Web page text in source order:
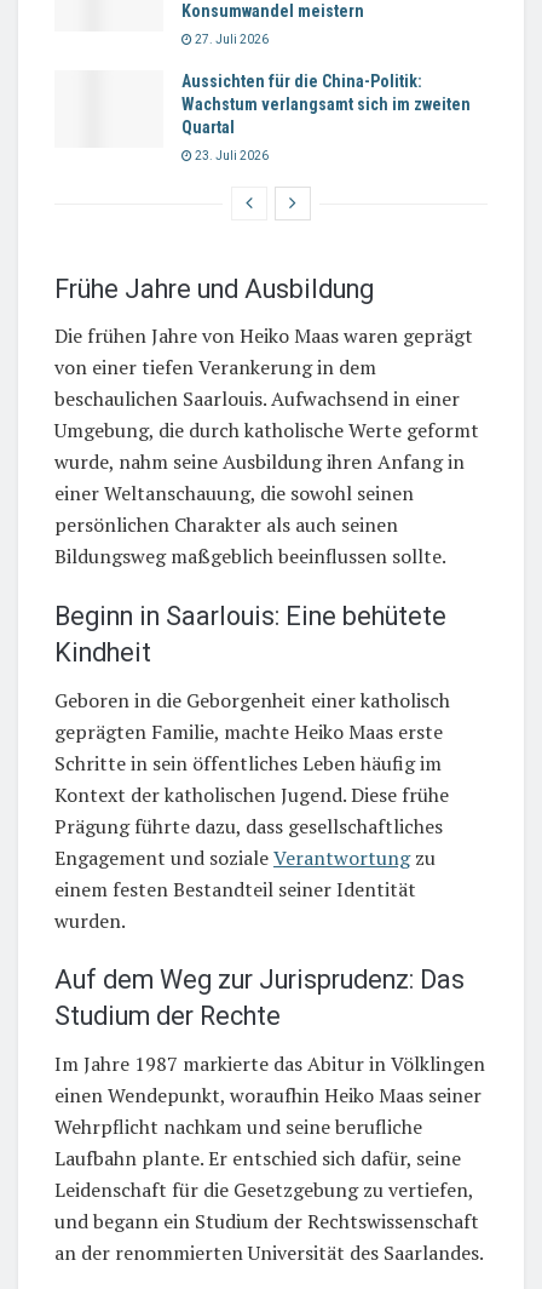
Konsumwandel meistern
27. Juli 2026
Aussichten für die China-Politik:
Wachstum verlangsamt sich im zweiten
Quartal
23. Juli 2026
Frühe Jahre und Ausbildung
Die frühen Jahre von Heiko Maas waren geprägt
von einer tiefen Verankerung in dem
beschaulichen Saarlouis. Aufwachsend in einer
Umgebung, die durch katholische Werte geformt
wurde, nahm seine Ausbildung ihren Anfang in
einer Weltanschauung, die sowohl seinen
persönlichen Charakter als auch seinen
Bildungsweg maßgeblich beeinflussen sollte.
Beginn in Saarlouis: Eine behütete
Kindheit
Geboren in die Geborgenheit einer katholisch
geprägten Familie, machte Heiko Maas erste
Schritte in sein öffentliches Leben häufig im
Kontext der katholischen Jugend. Diese frühe
Prägung führte dazu, dass gesellschaftliches
Engagement und sozialeVerantwortungzu
einem festen Bestandteil seiner Identität
wurden.
Auf dem Weg zur Jurisprudenz: Das
Studium der Rechte
Im Jahre 1987 markierte das Abitur in Völklingen
einen Wendepunkt, woraufhin Heiko Maas seiner
Wehrpflicht nachkam und seine berufliche
Laufbahn plante. Er entschied sich dafür, seine
Leidenschaft für die Gesetzgebung zu vertiefen,
und begann ein Studium der Rechtswissenschaft
an der renommierten Universität des Saarlandes.